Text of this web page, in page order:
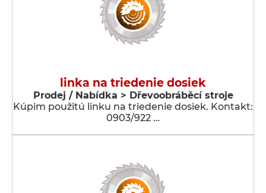
linka na triedenie dosiek
Prodej / Nabídka > Dřevoobráběcí stroje
Kúpim použitú linku na triedenie dosiek. Kontakt:
0903/922 …